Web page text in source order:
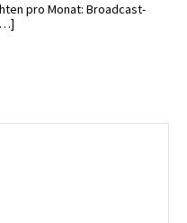
pro Monat: Broadcast-